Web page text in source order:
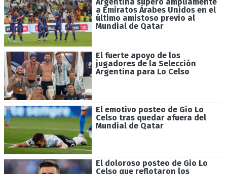
a Emiratos Árabes Unidos en el
último amistoso previo al
Mundial de Qatar
El fuerte apoyo de los
jugadores de la Selección
Argentina para Lo Celso
El emotivo posteo de Gio Lo
Celso tras quedar afuera del
Mundial de Qatar
El doloroso posteo de Gio Lo
Celso que reflotaron los